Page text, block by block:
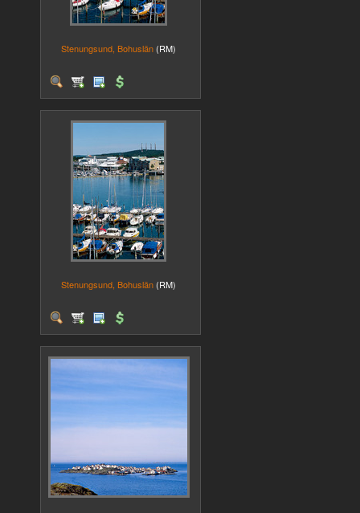
Stenungsund, Bohuslän (RM)
Stenungsund, Bohuslän (RM)